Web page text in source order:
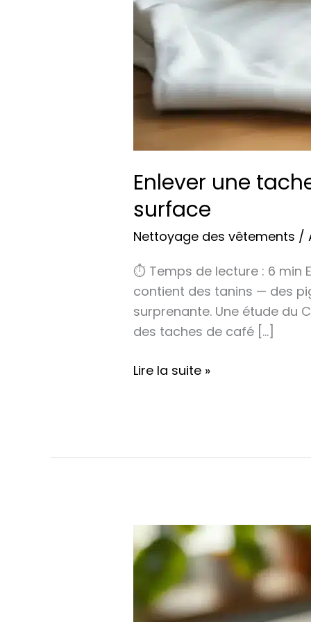
Enlever une
surface
Nettoyage des vêtements /
⏱ Temps de lecture : 6 min
contient des tanins — des
surprenante. Une étude du
des taches de café […]
Lire la suite »
Enlever
une
tache
gras